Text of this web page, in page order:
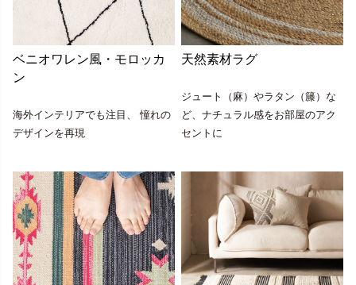
ベニオワレン風・モロッカ
ン
海外インテリアでも注目、 憧れの
デザインを再現
天然素材ラグ
ジュート（麻）やラタン（籐）な
ど、ナチュラル感をお部屋のアク
セントに